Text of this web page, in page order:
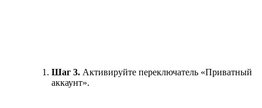
Шаг 3. Активируйте переключатель «Приватный
аккаунт».